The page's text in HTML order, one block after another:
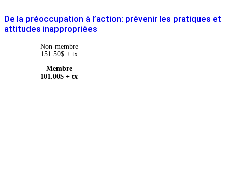
De la préoccupation à l’action: prévenir les pratiques et
attitudes inappropriées
Non-membre
151.50$+ tx
Membre
101.00$ + tx